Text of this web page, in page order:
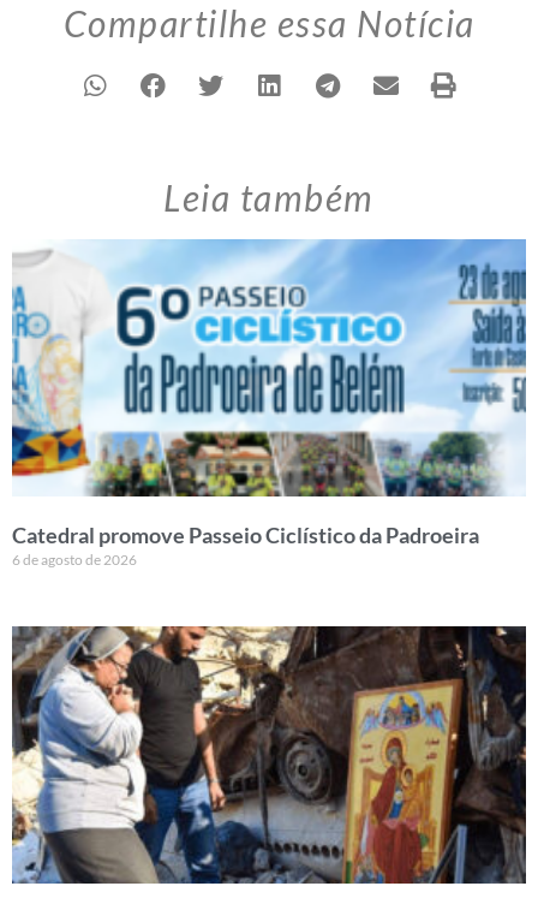
Compartilhe essa Notícia
Leia também
Catedral promove Passeio Ciclístico da Padroeira
6 de agosto de 2026